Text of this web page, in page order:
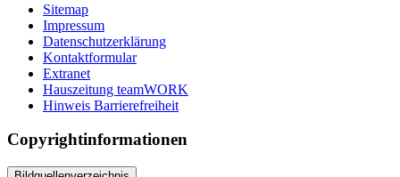
Sitemap
Impressum
Datenschutzerklärung
Kontaktformular
Extranet
Hauszeitung teamWORK
Hinweis Barrierefreiheit
Copyrightinformationen